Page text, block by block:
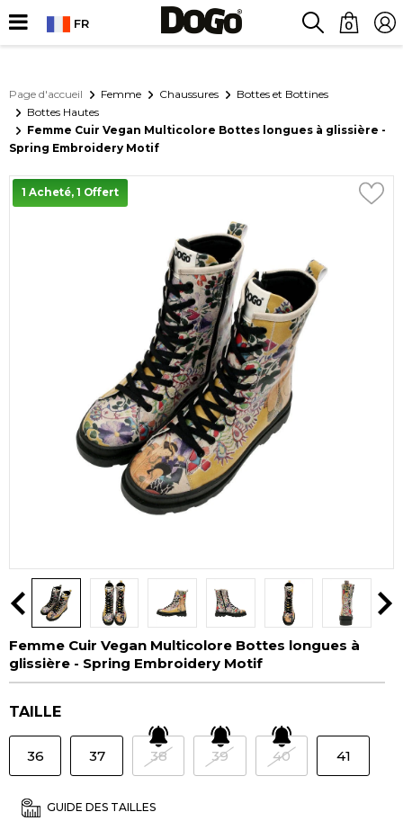
FR 0
Page d'accueil Femme Chaussures
Bottes et Bottines
Bottes Hautes
Femme Cuir Vegan Multicolore Bottes longues à glissière -
Spring Embroidery Motif
1 Acheté, 1 Offert
Femme Cuir Vegan Multicolore Bottes longues à
glissière - Spring Embroidery Motif
TAILLE
36 37 38 39 40 41
GUIDE DES TAILLES